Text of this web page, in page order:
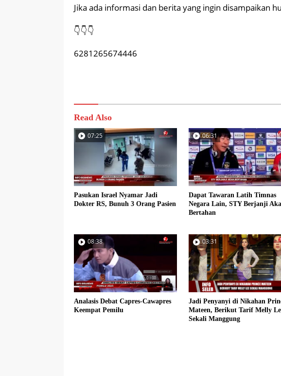
Jika ada informasi dan berita yang ingin disampaikan
👇👇👇
6281265674446
Read Also
07:25
Pasukan Israel Nyamar Jadi
Dokter RS, Bunuh 3 Orang Pasien
06:31
Dapat Tawaran Latih Timnas
Negara Lain, STY Berjanji
Bertahan
08:38
Analasis Debat Capres-Cawapres
Keempat Pemilu
03:31
Jadi Penyanyi di Nikahan
Mateen, Berikut Tarif Melly
Sekali Manggung